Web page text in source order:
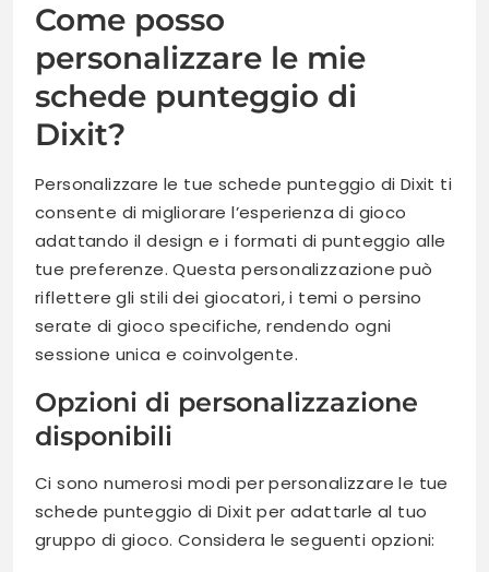
Come posso
personalizzare le mie
schede punteggio di
Dixit?
Personalizzare le tue schede punteggio di Dixit ti
consente di migliorare l’esperienza di gioco
adattando il design e i formati di punteggio alle
tue preferenze. Questa personalizzazione può
riflettere gli stili dei giocatori, i temi o persino
serate di gioco specifiche, rendendo ogni
sessione unica e coinvolgente.
Opzioni di personalizzazione
disponibili
Ci sono numerosi modi per personalizzare le tue
schede punteggio di Dixit per adattarle al tuo
gruppo di gioco. Considera le seguenti opzioni: